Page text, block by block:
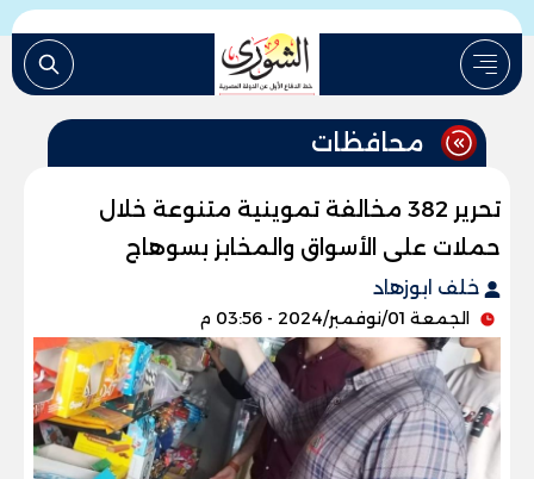
محافظات
تحرير 382 مخالفة تموينية متنوعة خلال
حملات على الأسواق والمخابز بسوهاج
خلف ابوزهاد
الجمعة 01/نوفمبر/2024 - 03:56 م